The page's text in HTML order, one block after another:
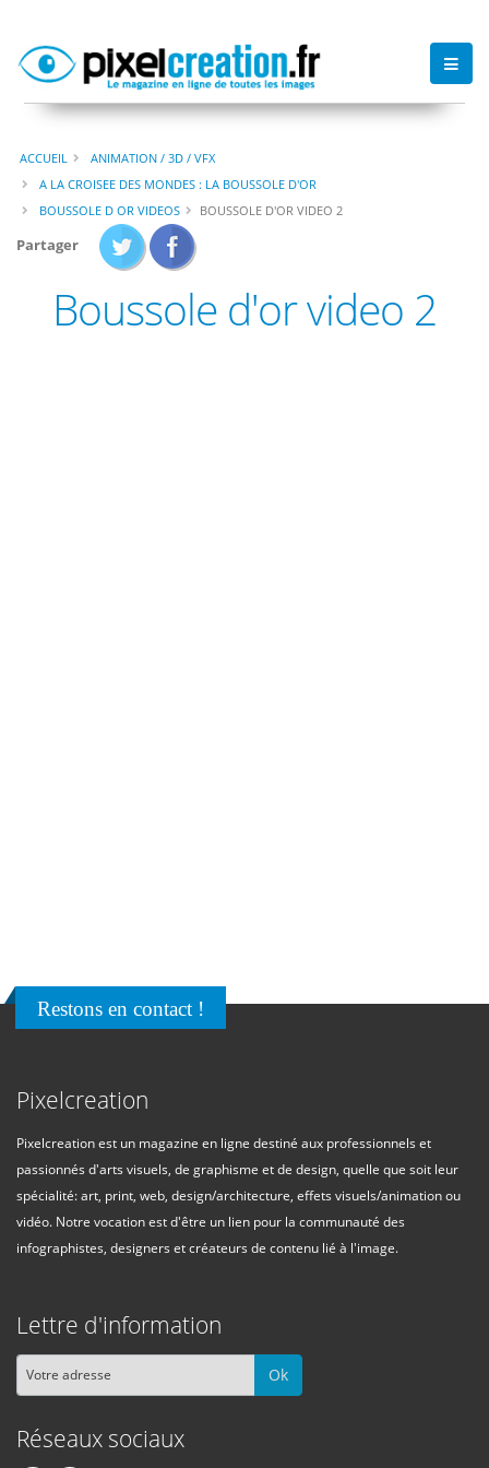
ACCUEIL
ANIMATION / 3D / VFX
A LA CROISEE DES MONDES : LA BOUSSOLE D'OR
BOUSSOLE D OR VIDEOS
BOUSSOLE D'OR VIDEO 2
Partager
Boussole d'or video 2
Restons en contact !
Pixelcreation
Pixelcreation est un magazine en ligne destiné aux professionnels et
passionnés d'arts visuels, de graphisme et de design, quelle que soit leur
spécialité: art, print, web, design/architecture, effets visuels/animation ou
vidéo. Notre vocation est d'être un lien pour la communauté des
infographistes, designers et créateurs de contenu lié à l'image.
Lettre d'information
Ok
Réseaux sociaux